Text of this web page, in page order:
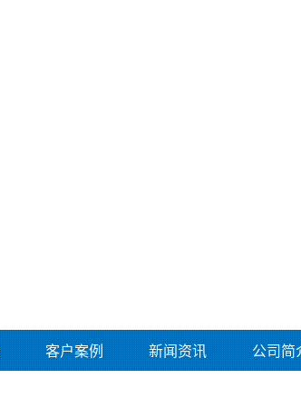
客户案例 新闻资讯 公司简